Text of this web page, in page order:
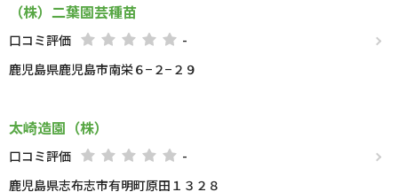
（株）二葉園芸種苗
口コミ評価
-
鹿児島県鹿児島市南栄６−２−２９
太崎造園（株）
口コミ評価
-
鹿児島県志布志市有明町原田１３２８